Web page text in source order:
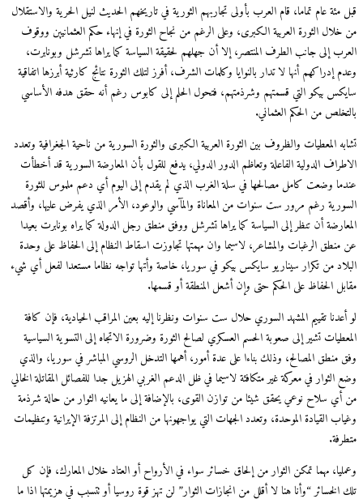
قبل مئة عام تماما، قام العرب بأولى تجاربهم الثورية في تاريخهم الحديث لنيل الحرية والاستقلال
من خلال الثورة العربية الكبرى، وعلى الرغم من نجاح الثورة في إنهاء حكم العثمانيين ووقوف
العرب إلى جانب الطرف المنتصر، إلا أن جهلهم لحقيقة السياسة كما يراها تشرشل وبونابرت،
وعدم إدراكهم أنها لا تدار بالنوايا وكلمات الشرف، أفرز لتلك الثورة نتائج كارثية أبرزها اتفاقية
سايكس بيكو التي قسمتهم وشرذمتهم، فتحول الحلم إلى كابوس رغم أنه حقق هدفه الأساسي
بالتخلص من الحكم العثماني.
تشابه المعطيات والظروف بين الثورة العربية الكبرى والثورة السورية من ناحية الجغرافية وتعدد
الاطراف الدولية الفاعلة وتعاظم الدور الدولي، يدفع للقول بأن المعارضة السورية قد أخطأت
عندما وضعت كامل مصالحها في سلة الغرب الذي لم يقدم إلى اليوم أي دعم ملموس للثورة
السورية رغم مرور ست سنوات من المعاناة والمآسي والوعود، الأمر الذي يفرض عليها، وأقصد
المعارضة أن تنظر إلى السياسة كما يراها تشرشل ووفق منطق رجل الدولة كما يراه بونابرت بعيدا
عن منطق الرغبات والمشاعر، لاسيما وان مهمتها تجاوزت اسقاط النظام إلى الحفاظ على وحدة
البلاد من تكرار سيناريو سايكس بيكو في سوريا، خاصة وأتها تواجه نظاما مستعدا لفعل أي شيء
مقابل الحفاظ على الحكم حتى وإن أشعل المنطقة أو قسمها.
لو أعدنا تقييم المشهد السوري حلال ست سنوات ونظرنا إليه بعين المراقب الحيادية، فإن كافة
المعطيات تشير إلى صعوبة الحسم العسكري لصالح الثورة وضرورة الاتجاه إلى التسوية السياسية
وفق منطق المصالح، وذلك بناءا على عدة أمور، أهمها التدخل الروسي المباشر في سوريا، والذي
وضع الثوار في معركة غير متكافئة لاسيما في ظل الدعم الغربي الهزيل جدا للفصائل المقاتلة الخالي
من أي سلاح نوعي يحقق شيئا من توازن القوى، بالإضافة إلى ما يعانيه الثوار من حالة شرذمة
وغياب القيادة الموحدة، وتعدد الجهات التي يواجهونها من النظام إلى المرتزفة الإيرانية وتنظيمات
متطرفة.
وعمليا، مهما تمكن الثوار من إلحاق خسائر سواء في الأرواح أو العتاد خلال المعارك، فإن كل
تلك الخسائر “وأنا هنا لا أقلل من انجازات الثوار” لن تهز قوة روسيا أو تتسبب في هزيمتها اذا ما